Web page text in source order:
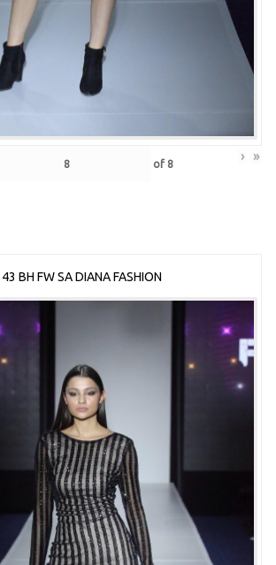
of 8 › »
43 BH FW SA DIANA FASHION